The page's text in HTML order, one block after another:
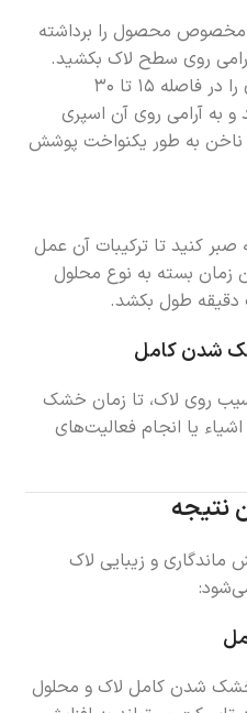
محصول را برداشته
روی سطح لاک بکشید.
اسپری را در فاصله ۱۵ تا ۳۰
و به آرامی روی آن اسپری
به طور یکنواخت پوشش
کنید تا ترکیبات آن عمل
بسته به نوع محلول
شدن کامل
روی لاک، تا زمان خشک
یا انجام فعالیت‌های
نتیجه
ماندگاری و زیبایی لاک
شدن کامل لاک و محلول